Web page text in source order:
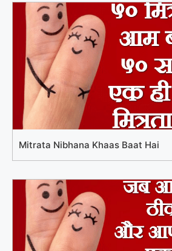
Mitrata Nibhana Khaas Baat Hai